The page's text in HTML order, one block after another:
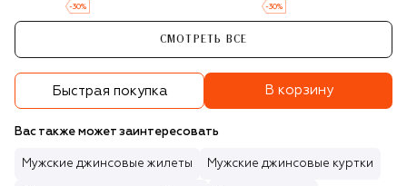
-30% -30%
СМОТРЕТЬ ВСЕ
Быстрая покупка В корзину
Вас также может заинтересовать
Мужские джинсовые жилеты Мужские джинсовые куртки